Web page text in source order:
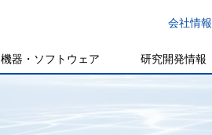
会社情報
機器・ソフトウェア 研究開発情報